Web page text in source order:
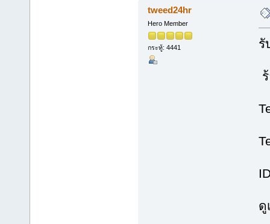
tweed24hr
Hero Member
กระทู้: 4441 รั
ดู